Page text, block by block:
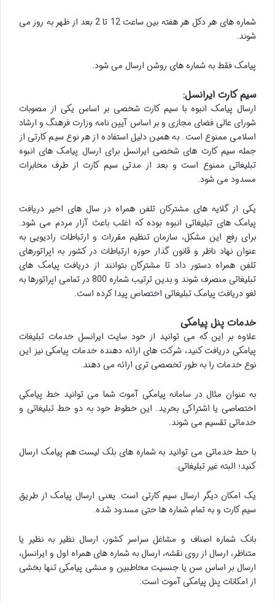
شماره های هر دکل هر هفته بین ساعت 12 تا 2 بعد از ظهر به روز می
شوند.
پیامک فقط به شماره های روشن ارسال می شود.
سیم کارت ایرانسل:
ارسال پیامک انبوه با سیم کارت شخصی بر اساس یکی از مصوبات
شورای عالی فضای مجازی و بر اساس آیین نامه وزارت فرهنگ و ارشاد
اسلامی ممنوع است. به همین دلیل استفاده از هر نوع سیم کارتی از
جمله سیم کارت های شخصی ایرانسل برای ارسال پیامک های انبوه
تبلیغاتی ممنوع است و بعد از مدتی سیم کارت از طرف مخابرات
مسدود می شود.
یکی از گلایه های مشترکان تلفن همراه در سال های اخیر دریافت
پیامک های تبلیغاتی انبوه بوده که اغلب باعث آزار مردم می شود.
برای رفع این مشکل، سازمان تنظیم مقررات و ارتباطات رادیویی به
عنوان نهاد ناظر و قانون گذار حوزه ارتباطات در کشور به اپراتورهای
تلفن همراه دستور داد تا مشترکان بتوانند از دریافت پیامک های
تبلیغاتی منصرف شوند و بدین ترتیب شماره 800 در تمامی اپراتورها به
لغو دریافت پیامک تبلیغاتی اختصاص پیدا کرده است.
خدمات پنل پیامکی
علاوه بر این که می توانید از خود سایت ایرانسل خدمات تبلیغات
پیامکی دریافت کنید، شرکت های ارائه دهنده خدمات پیامکی نیز این
نوع خدمات را به طور تخصصی تری ارائه می دهند.
به عنوان مثال در سامانه پیامکی آموت شما می توانید خط پیامکی
اختصاصی یا اشتراکی بخرید. این خطوط خود به دو خط تبلیغاتی و
خدماتی تقسیم می شوند.
با خط خدماتی می توانید به شماره های بلک لیست هم پیامک ارسال
کنید؛ البته غیر تبلیغاتی.
یک امکان دیگر ارسال سیم کارتی است. یعنی ارسال پیامک از طریق
سیم کارت و به تمام شماره ها حتی مسدود شده.
بانک شماره اصناف و مشاغل سراسر کشور، ارسال نظیر به نظیر یا
متناظر، ارسال از روی نقشه، ارسال به شماره های همراه اول و ایرانسل،
ارسال بر اساس سن یا جنسیت مخاطبین و منشی پیامکی تنها بخشی
از امکانات پنل پیامکی آموت است.